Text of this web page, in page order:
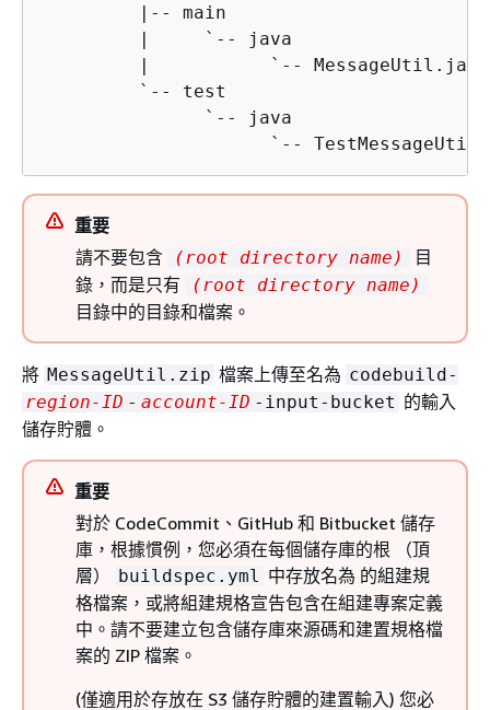
         |-- main
         |     `-- java
         |           `-- MessageUtil.java
         `-- test
               `-- java
`--
重要
請不要包含
(root directory name)
目
錄，而是只有
(root directory name)
目錄中的目錄和檔案。
將 MessageUtil.zip 檔案上傳至名為 codebuild-
region-ID - account-ID -input-bucket 的輸入
儲存貯體。
重要
對於 CodeCommit、GitHub 和 Bitbucket 儲存
庫，根據慣例，您必須在每個儲存庫的根 （頂
層）
buildspec.yml
中存放名為 的組建規
格檔案，或將組建規格宣告包含在組建專案定義
中。請不要建立包含儲存庫來源碼和建置規格檔
案的 ZIP 檔案。
(僅適用於存放在 S3 儲存貯體的建置輸入) 您必